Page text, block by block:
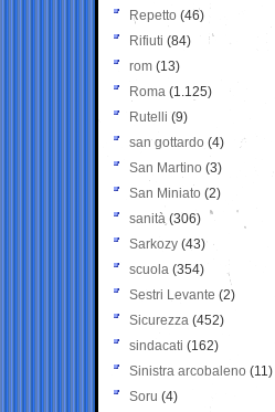
Repetto (46)
Rifiuti (84)
rom (13)
Roma (1.125)
Rutelli (9)
san gottardo (4)
San Martino (3)
San Miniato (2)
sanità (306)
Sarkozy (43)
scuola (354)
Sestri Levante (2)
Sicurezza (452)
sindacati (162)
Sinistra arcobaleno (11)
Soru (4)